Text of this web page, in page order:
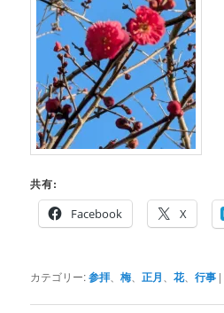
共有:
Facebook
X
カテゴリー:参拝、梅、正月、花、行事 |